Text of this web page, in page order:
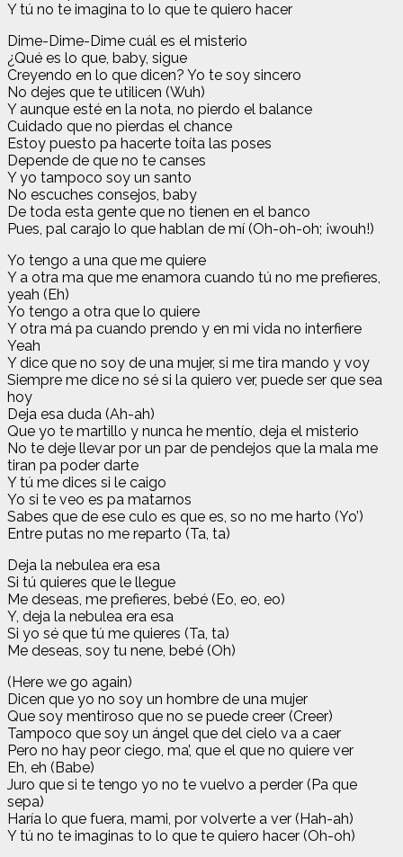
Y tú no te imagina to lo que te quiero hacer
Dime-Dime-Dime cuál es el misterio
¿Qué es lo que, baby, sigue
Creyendo en lo que dicen? Yo te soy sincero
No dejes que te utilicen (Wuh)
Y aunque esté en la nota, no pierdo el balance
Cuidado que no pierdas el chance
Estoy puesto pa hacerte toíta las poses
Depende de que no te canses
Y yo tampoco soy un santo
No escuches consejos, baby
De toda esta gente que no tienen en el banco
Pues, pal carajo lo que hablan de mí (Oh-oh-oh; ¡wouh!)
Yo tengo a una que me quiere
Y a otra ma que me enamora cuando tú no me prefieres,
yeah (Eh)
Yo tengo a otra que lo quiere
Y otra má pa cuando prendo y en mi vida no interfiere
Yeah
Y dice que no soy de una mujer, si me tira mando y voy
Siempre me dice no sé si la quiero ver, puede ser que sea
hoy
Deja esa duda (Ah-ah)
Que yo te martillo y nunca he mentío, deja el misterio
No te deje llevar por un par de pendejos que la mala me
tiran pa poder darte
Y tú me dices si le caigo
Yo si te veo es pa matarnos
Sabes que de ese culo es que es, so no me harto (Yo’)
Entre putas no me reparto (Ta, ta)
Deja la nebulea era esa
Si tú quieres que le llegue
Me deseas, me prefieres, bebé (Eo, eo, eo)
Y, deja la nebulea era esa
Si yo sé que tú me quieres (Ta, ta)
Me deseas, soy tu nene, bebé (Oh)
(Here we go again)
Dicen que yo no soy un hombre de una mujer
Que soy mentiroso que no se puede creer (Creer)
Tampoco que soy un ángel que del cielo va a caer
Pero no hay peor ciego, ma’, que el que no quiere ver
Eh, eh (Babe)
Juro que si te tengo yo no te vuelvo a perder (Pa que
sepa)
Haría lo que fuera, mami, por volverte a ver (Hah-ah)
Y tú no te imaginas to lo que te quiero hacer (Oh-oh)